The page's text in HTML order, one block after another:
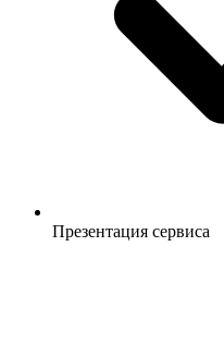
Презентация сервиса